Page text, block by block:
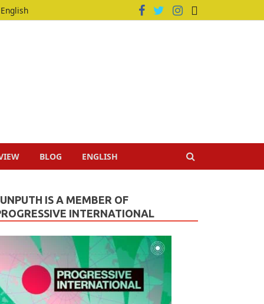
English
BLOG ENGLISH
IS A MEMBER OF
INTERNATIONAL